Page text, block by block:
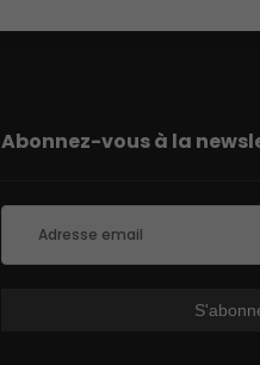
Abonnez-vous à la